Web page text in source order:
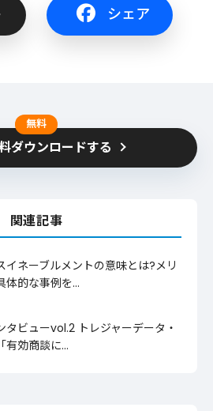
シェア
無料
ダウンロードする
関連記事
イネーブルメントの意味とは?メリ
体的な事例を…
タビューvol.2 トレジャーデータ・
有効商談に…